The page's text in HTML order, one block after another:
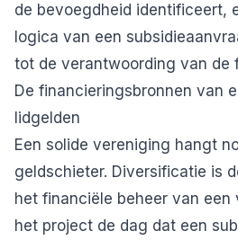
de bevoegdheid identificeert,
logica van een
tot de verantwoording van de
De financieringsbronnen van
lidgelden
Een solide vereniging hangt
geldschieter. Diversificatie is
het financiële beheer van een
het project de dag dat een